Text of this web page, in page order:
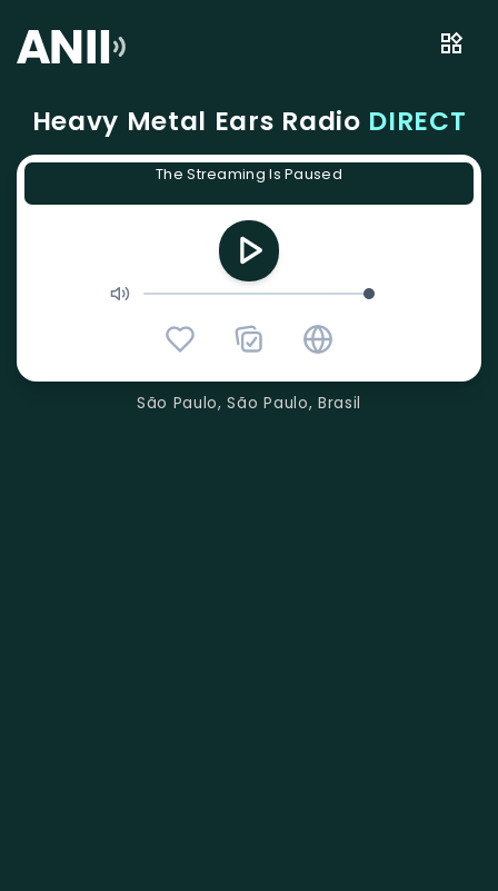
Heavy Metal Ears Radio DIRECT
The Streaming Is Paused
São Paulo, São Paulo, Brasil